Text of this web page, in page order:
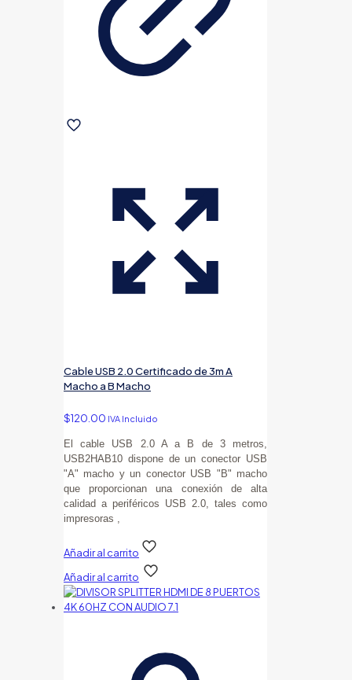
Cable USB 2.0 Certificado de 3m A
Macho a B Macho
$120.00 IVA Incluido
El cable USB 2.0 A a B de 3 metros,
USB2HAB10 dispone de un conector USB
"A" macho y un conector USB "B" macho
que proporcionan una conexión de alta
calidad a periféricos USB 2.0, tales como
impresoras ,
Añadir al carrito
Añadir al carrito